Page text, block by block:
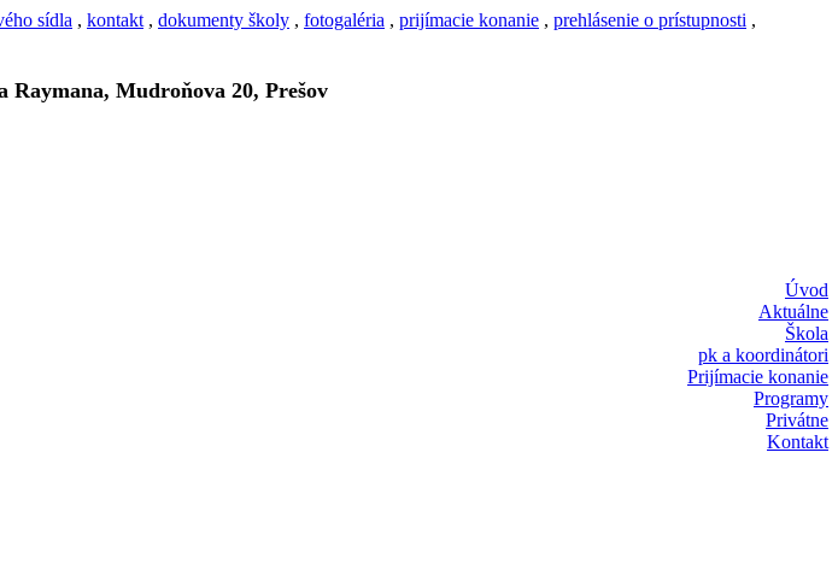
sídla , kontakt , dokumenty školy , fotogaléria , prijímacie konanie , prehlásenie o prístupnosti ,
Raymana, Mudroňova 20, Prešov
Úvod
Aktuálne
Škola
pk a koordinátori
Prijímacie konanie
Programy
Privátne
Kontakt